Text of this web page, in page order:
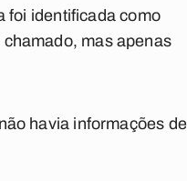
foi identificada como
mas apenas
havia informações de